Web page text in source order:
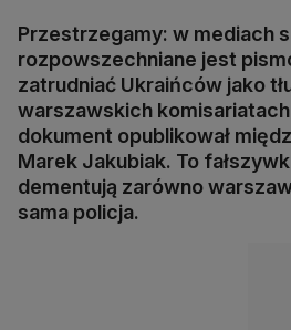
Przestrzegamy: w mediach
rozpowszechniane jest
zatrudniać Ukraińców jako
warszawskich
dokument opublikował
Marek Jakubiak. To
dementują zarówno
sama policja.